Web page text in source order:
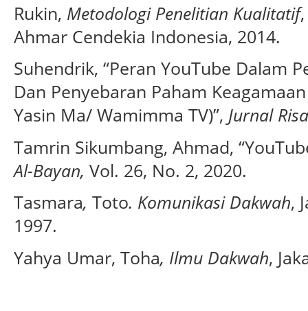
Rukin, Metodologi Penelitian Kualitatif
Ahmar Cendekia Indonesia, 2014.
Suhendrik, “Peran YouTube Dalam
Dan Penyebaran Paham
Yasin Ma/ Wamimma TV)”, Jurnal
Tamrin Sikumbang, Ahmad,
Al-Bayan, Vol. 26, No. 2, 2020.
Tasmara, Toto. Komunikasi Dakwah,
1997.
Yahya Umar, Toha, Ilmu Dakwah,